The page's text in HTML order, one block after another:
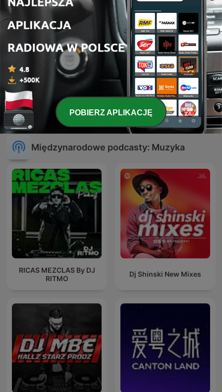
Drum & Bass Sessions Techno Life
Międzynarodowe podcasty: Muzyka
RICAS MEZCLAS By DJ
RITMO
Dj Shinski New Mixes
POBIERZ APLIKACJĘ